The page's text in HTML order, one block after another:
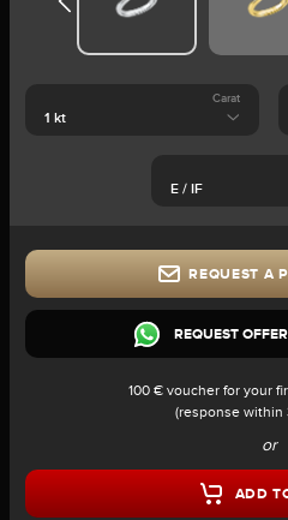
Carat
REQUEST A
REQUEST
100 € voucher for your
(response within
or
ADD